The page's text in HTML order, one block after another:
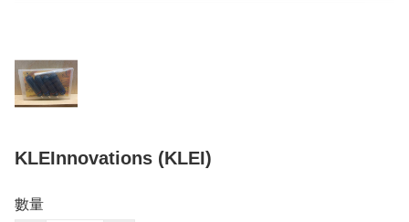
KLEInnovations (KLEI)
數量